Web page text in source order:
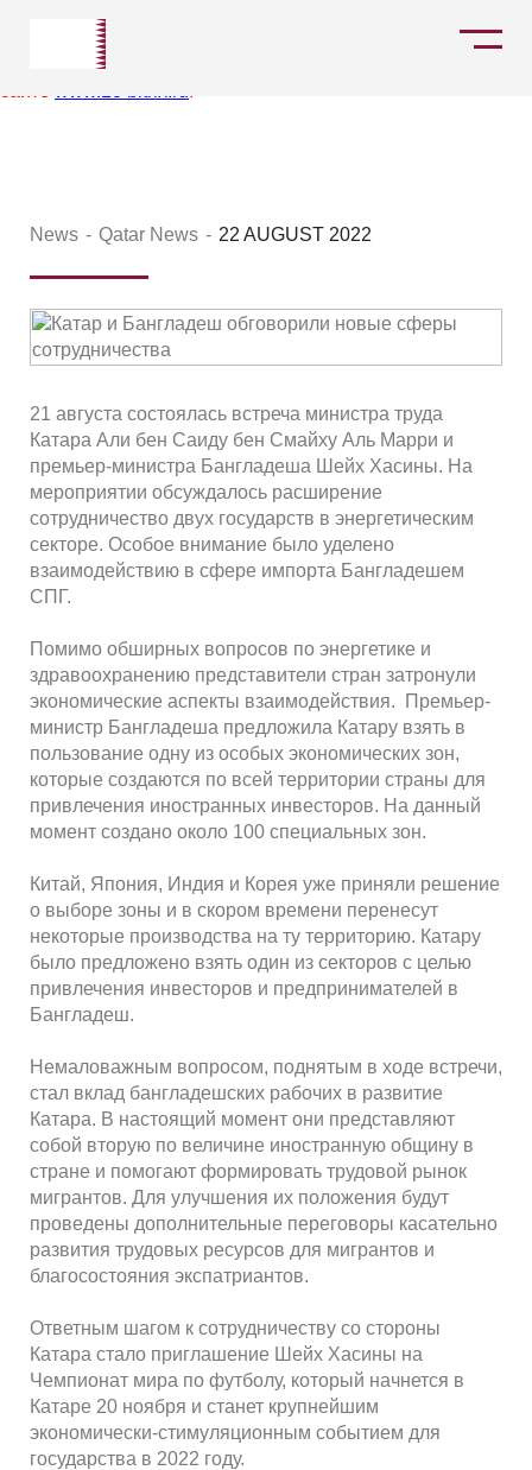
недели этот сайт полностью прекратит свою работу. Вы
можете купить полнофункциональную версию продукта на
News Qatar News 22 AUGUST 2022
21 августа состоялась встреча министра труда
Катара Али бен Саиду бен Смайху Аль Марри и
премьер-министра Бангладеша Шейх Хасины. На
мероприятии обсуждалось расширение
сотрудничество двух государств в энергетическим
секторе. Особое внимание было уделено
взаимодействию в сфере импорта Бангладешем
СПГ.
Помимо обширных вопросов по энергетике и
здравоохранению представители стран затронули
экономические аспекты взаимодействия. Премьер-
министр Бангладеша предложила Катару взять в
пользование одну из особых экономических зон,
которые создаются по всей территории страны для
привлечения иностранных инвесторов. На данный
момент создано около 100 специальных зон.
Китай, Япония, Индия и Корея уже приняли решение
о выборе зоны и в скором времени перенесут
некоторые производства на ту территорию. Катару
было предложено взять один из секторов с целью
привлечения инвесторов и предпринимателей в
Бангладеш.
Немаловажным вопросом, поднятым в ходе встречи,
стал вклад бангладешских рабочих в развитие
Катара. В настоящий момент они представляют
собой вторую по величине иностранную общину в
стране и помогают формировать трудовой рынок
мигрантов. Для улучшения их положения будут
проведены дополнительные переговоры касательно
развития трудовых ресурсов для мигрантов и
благосостояния экспатриантов.
Ответным шагом к сотрудничеству со стороны
Катара стало приглашение Шейх Хасины на
Чемпионат мира по футболу, который начнется в
Катаре 20 ноября и станет крупнейшим
экономически-стимуляционным событием для
государства в 2022 году.